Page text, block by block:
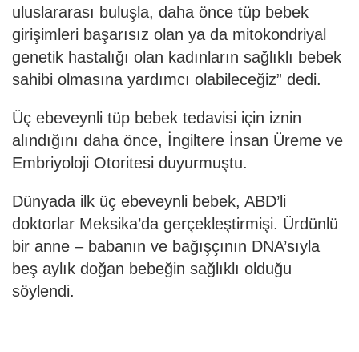
uluslararası buluşla, daha önce tüp bebek
girişimleri başarısız olan ya da mitokondriyal
genetik hastalığı olan kadınların sağlıklı bebek
sahibi olmasına yardımcı olabileceğiz” dedi.
Üç ebeveynli tüp bebek tedavisi için iznin
alındığını daha önce, İngiltere İnsan Üreme ve
Embriyoloji Otoritesi duyurmuştu.
Dünyada ilk üç ebeveynli bebek, ABD’li
doktorlar Meksika’da gerçekleştirmişi. Ürdünlü
bir anne – babanın ve bağışçının DNA’sıyla
beş aylık doğan bebeğin sağlıklı olduğu
söylendi.